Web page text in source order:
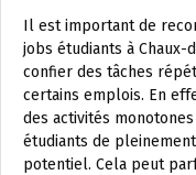
Il est important de
jobs étudiants à
confier des tâches
certains emplois. En
des activités
étudiants de
potentiel. Cela peut